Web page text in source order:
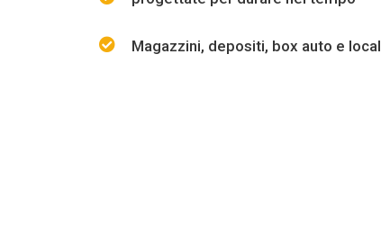
Magazzini, depositi, box auto e